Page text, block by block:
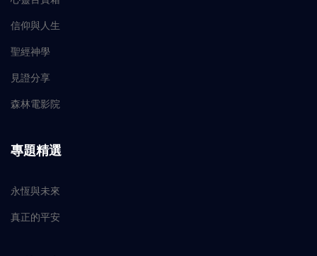
信仰與人生
聖經神學
見證分享
森林電影院
專題精選
永恆與未來
真正的平安